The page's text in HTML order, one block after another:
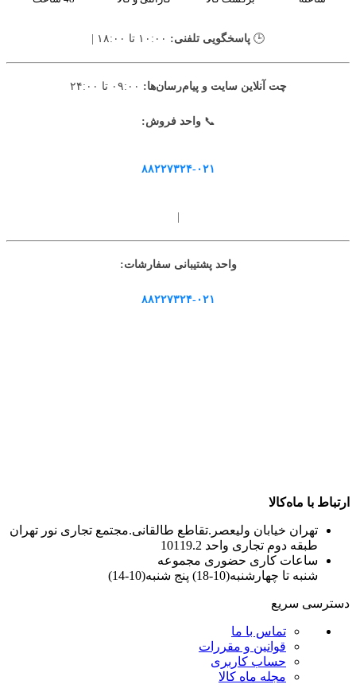
🕒 پاسخگویی تلفنی:
چت آنلاین سایت و پیام‌رسان‌ها:
📞واحد فروش:
۸۸۲۲۷۳۲۴-۰۲۱
واحد پشتیبانی سفارشات:
۸۸۲۲۷۳۲۴-۰۲۱
ارتباط با ماه‌کالا
تهران خیابان ولیعصر.تقاطع طالقانی.مجتمع تجاری نور تهران
طبقه دوم تجاری واحد 10119.2
ساعات کاری حضوری مجموعه
شنبه تا چهارشنبه(10-18) پنج شنبه(10-14)
دسترسی سریع
تماس با ما
قوانین و مقررات
حساب کاربری
مجله ماه کالا